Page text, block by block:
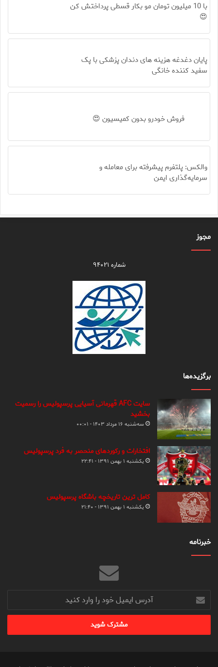
با 10 میلیون تومان مو بکار قسطی پرداختش کن
😍
پایان دغدغه هزینه های دندان پزشکی با پک
سفید کننده خانگی
فروش خودرو بدون کمیسیون 😍
والکس: پلتفرم پیشرفته برای معامله و
سرمایه‌گذاری ایمن
مجوز
شماره ۹۴۰۲۱
برگزیده‌ها
سایت AFC قهرمانی آسیایی پرسپولیس را رسمیت
بخشید
سه‌شنبه ۱۶ مرداد ۱۴۰۳ - ۰۰:۰۱
افتخارات و رکوردهای منحصر به فرد پرسپولیس
یکشنبه ۱ بهمن ۱۳۹۱ - ۲۲:۴۱
کامل ترین تاریخچه باشگاه پرسپولیس
یکشنبه ۱ بهمن ۱۳۹۱ - ۲۱:۴۰
خبرنامه
آدرس
ایمیل
خود
وارد